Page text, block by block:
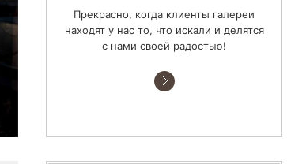
Прекрасно, когда клиенты галереи
находят у нас то, что искали и делятся
с нами своей радостью!